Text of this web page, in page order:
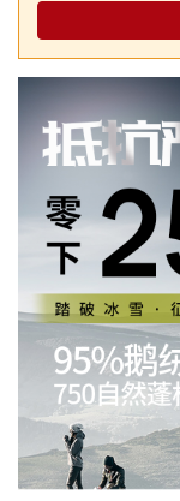
绒被、羽绒床垫、羽
从人文和专业的角度
化的同时给消费者带
服、时尚系列羽绒服
系列等，引领羽绒服
的变革，另外还有羽
羽绒护胃、羽绒护膝
营销，创羽产品不仅
家。